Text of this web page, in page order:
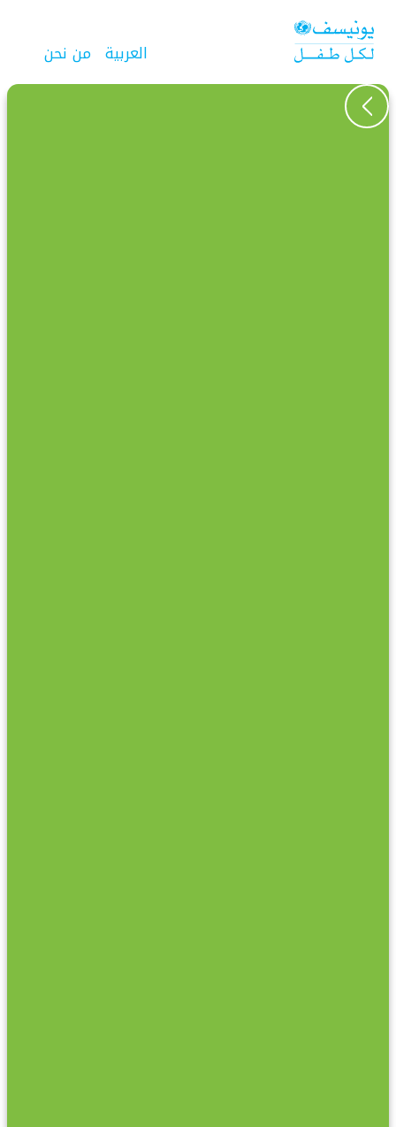
اختر لغتك
اللغة الحالية:
العربية من نحن
عودة إلى استعراض القصص